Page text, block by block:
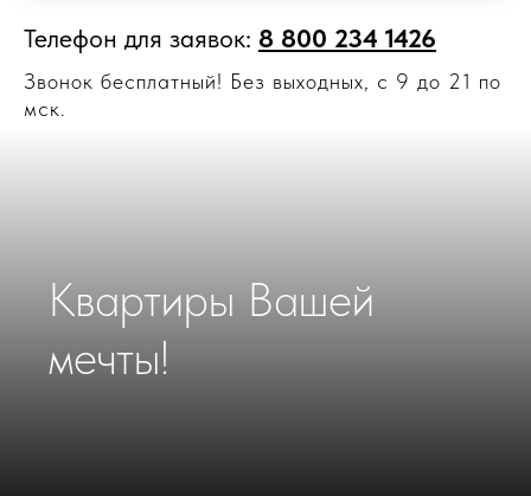
Телефон для заявок: 8 800 234 1426
Звонок бесплатный! Без выходных, с 9 до 21 по
мск.
Квартиры Вашей
мечты!